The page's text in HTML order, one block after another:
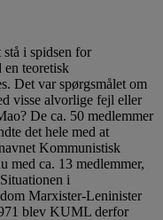
i spidsen for
en teoretisk
Det var spørgsmålet om
visse alvorlige fejl eller
De ca. 50 medlemmer
det hele med at
Kommunistisk
ca. 13 medlemmer,
i
Marxister-Leninister
blev KUML derfor